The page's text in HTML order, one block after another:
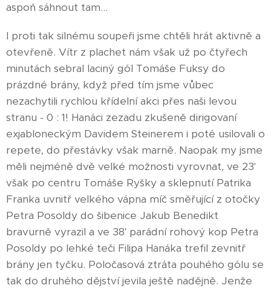
aspoň sáhnout tam...
I proti tak silnému soupeři jsme chtěli hrát aktivně a
otevřeně. Vítr z plachet nám však už po čtyřech
minutách sebral laciný gól Tomáše Fuksy do
prázdné brány, když před tím jsme vůbec
nezachytili rychlou křídelní akci přes naši levou
stranu - 0 : 1! Hanáci zezadu zkušeně dirigovaní
exjabloneckým Davidem Steinerem i poté usilovali o
repete, do přestávky však marně. Naopak my jsme
měli nejméně dvě velké možnosti vyrovnat, ve 23'
však po centru Tomáše Ryšky a sklepnutí Patrika
Franka uvnitř velkého vápna míč směřující z otočky
Petra Posoldy do šibenice Jakub Benedikt
bravurně vyrazil a ve 38' parádní rohový kop Petra
Posoldy po lehké teči Filipa Hanáka trefil zevnitř
brány jen tyčku. Poločasová ztráta pouhého gólu se
tak do druhého dějství jevila ještě nadějně. Jenže